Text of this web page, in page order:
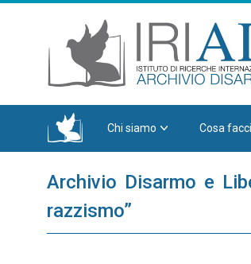
Chi siamo Cosa
Archivio Disarmo e
razzismo”